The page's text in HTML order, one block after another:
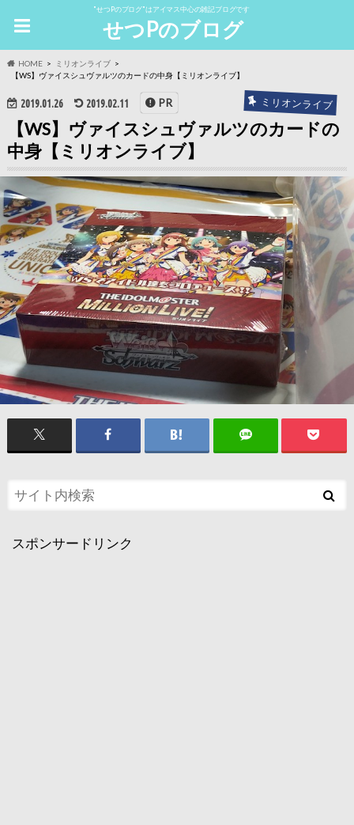
"せつPのブログ"はアイマス中心の雑記ブログです
せつPのブログ
HOME
ミリオンライブ
【WS】ヴァイスシュヴァルツのカードの中身【ミリオンライブ】
2019.01.26 2019.02.11 ミリオンライブ
PR
【WS】ヴァイスシュヴァルツのカードの
中身【ミリオンライブ】
スポンサードリンク